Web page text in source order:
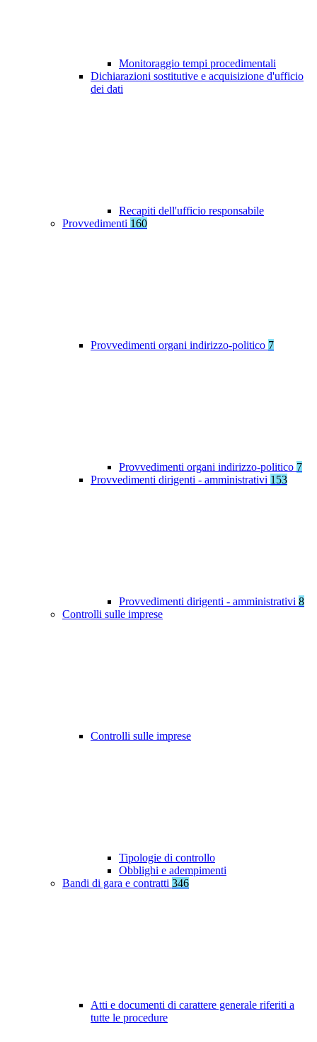
Monitoraggio tempi procedimentali
Dichiarazioni sostitutive e acquisizione d'ufficio
dei dati
Recapiti dell'ufficio responsabile
Provvedimenti 160
Provvedimenti organi indirizzo-politico 7
Provvedimenti organi indirizzo-politico 7
Provvedimenti dirigenti - amministrativi 153
Provvedimenti dirigenti - amministrativi 8
Controlli sulle imprese
Controlli sulle imprese
Tipologie di controllo
Obblighi e adempimenti
Bandi di gara e contratti 346
Atti e documenti di carattere generale riferiti a
tutte le procedure